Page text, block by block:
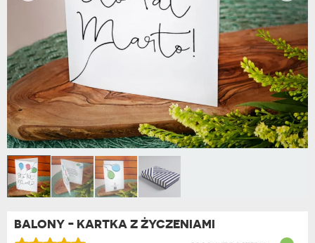
BALONY - KARTKA Z ŻYCZENIAMI